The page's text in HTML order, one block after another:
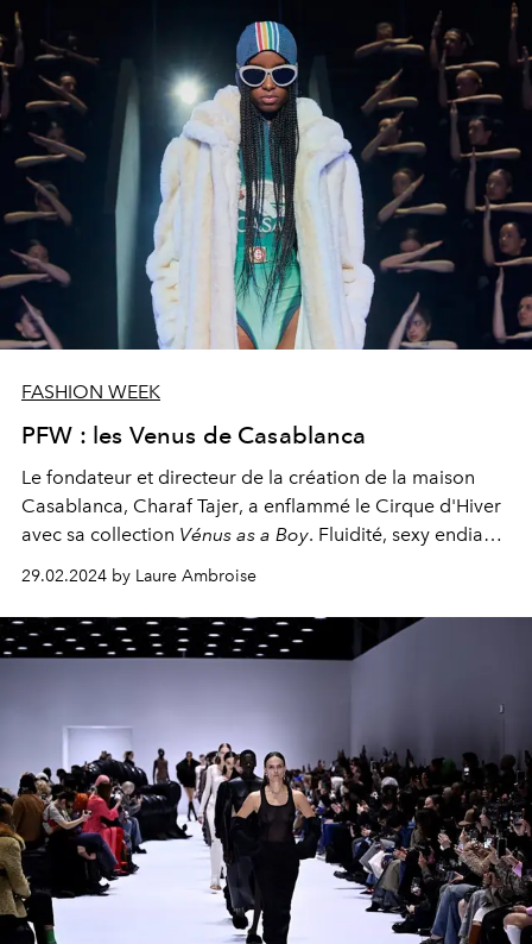
FASHION WEEK
PFW : les Venus de Casablanca
Le fondateur et directeur de la création de la maison
Casablanca, Charaf Tajer, a enflammé le Cirque d'Hiver
avec sa collection Vénus as a Boy. Fluidité, sexy endiablé
29.02.2024 by Laure Ambroise